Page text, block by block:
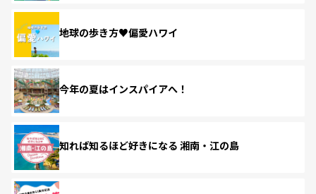
地球の歩き方♥偏愛ハワイ
今年の夏はインスパイアへ！
知れば知るほど好きになる 湘南・江の島